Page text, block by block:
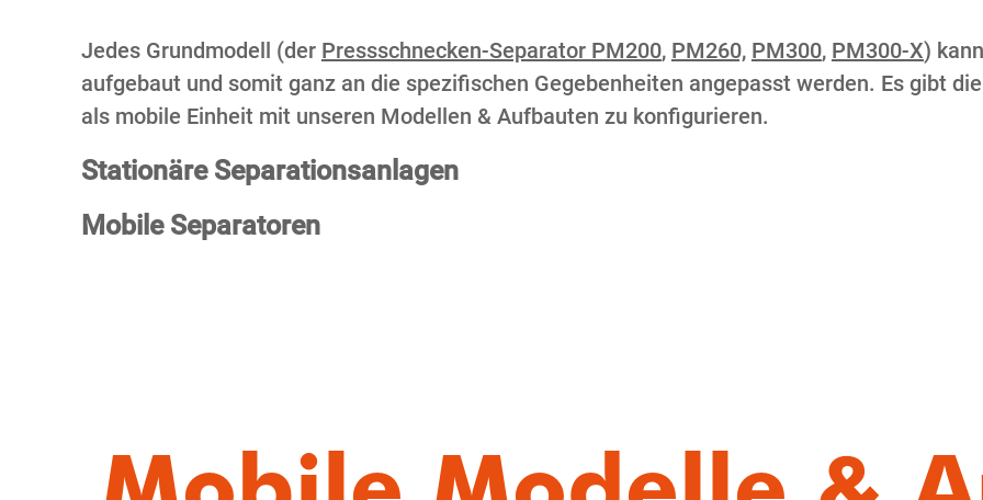
Jedes Grundmodell (der Pressschnecken-Separator PM200, PM260, PM300, PM300-X)
aufgebaut und somit ganz an die spezifischen Gegebenheiten angepasst werden. Es gibt
als mobile Einheit mit unseren Modellen & Aufbauten zu konfigurieren.
Stationäre Separationsanlagen
Mobile Separatoren